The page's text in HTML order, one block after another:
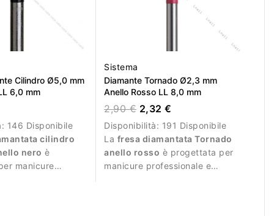
Cilindro Ø5,0 mm
6,0 mm
146 Disponibile
cilindro
nero è
manicure
Sistema
Diamante Tornado Ø2,3 mm
Anello Rosso LL 8,0 mm
2,90 € 2,32 €
Disponibilità: 191 Disponibile
La fresa diamantata Tornado
anello rosso è progettata per
manicure professionale e